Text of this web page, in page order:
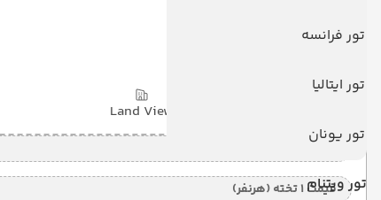
تور فرانسه
تور ایتالیا
تور یونان
تور ویتنام
Land View
قیمت 2 تخته (هرنفر)
قیمت 1 تخته (هرنفر)